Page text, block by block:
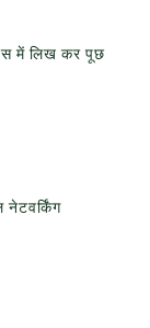
में लिख कर पूछ
नेटवर्किंग